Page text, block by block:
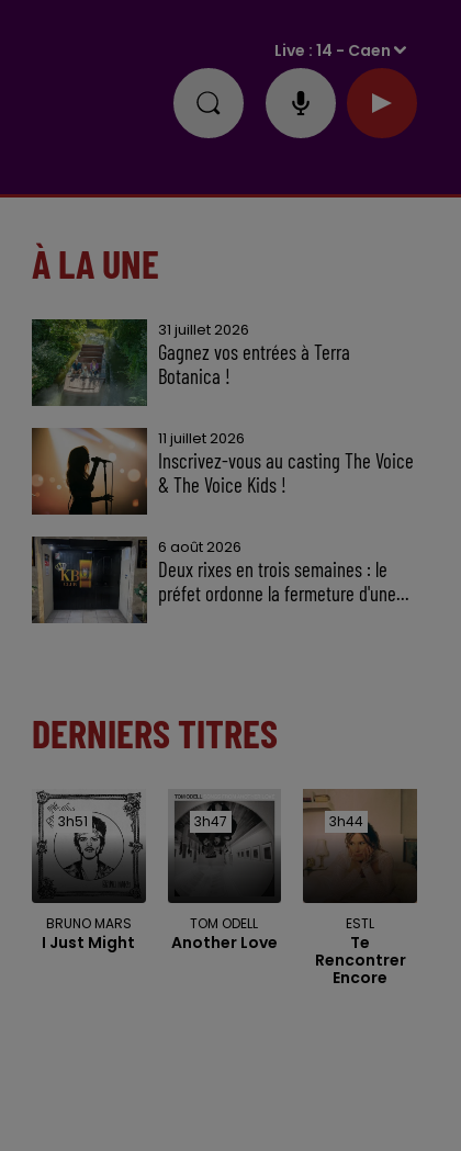
Live :14 - Caen
À LA UNE
31 juillet 2026
Gagnez vos entrées à Terra
Botanica !
11 juillet 2026
Inscrivez-vous au casting The Voice
& The Voice Kids !
6 août 2026
Deux rixes en trois semaines : le
préfet ordonne la fermeture d'une...
DERNIERS TITRES
3h51
3h51
BRUNO MARS
I Just Might
3h47
3h47
TOM ODELL
Another Love
3h44
3h44
ESTL
Te
Rencontrer
Encore